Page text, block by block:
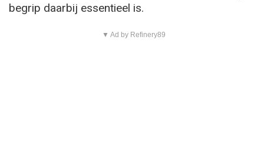
begrip daarbij essentieel is.
▼ Ad by Refinery89